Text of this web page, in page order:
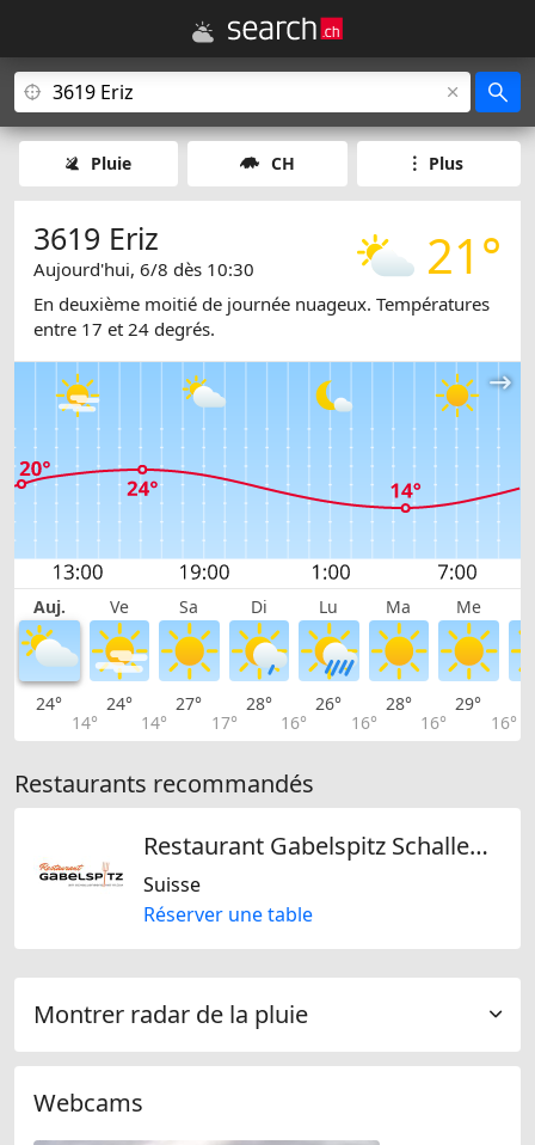
Pluie CH Plus
21°
3619 Eriz
Aujourd'hui, 6/8 dès 10:30
En deuxième moitié de journée nuageux. Températures
entre 17 et 24 degrés.
Auj. Ve Sa Di Lu Ma Me
24°
14°
24°
14°
27°
17°
28°
16°
26°
16°
28°
16°
29°
16°
Restaurants recommandés
Restaurant Gabelspitz Schallenberg
Suisse
Réserver une table
Montrer radar de la pluie
Webcams